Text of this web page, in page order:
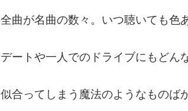
全曲が名曲の数々。いつ聴いても色
デートや一人でのドライブにもどん
似合ってしまう魔法のようなものば